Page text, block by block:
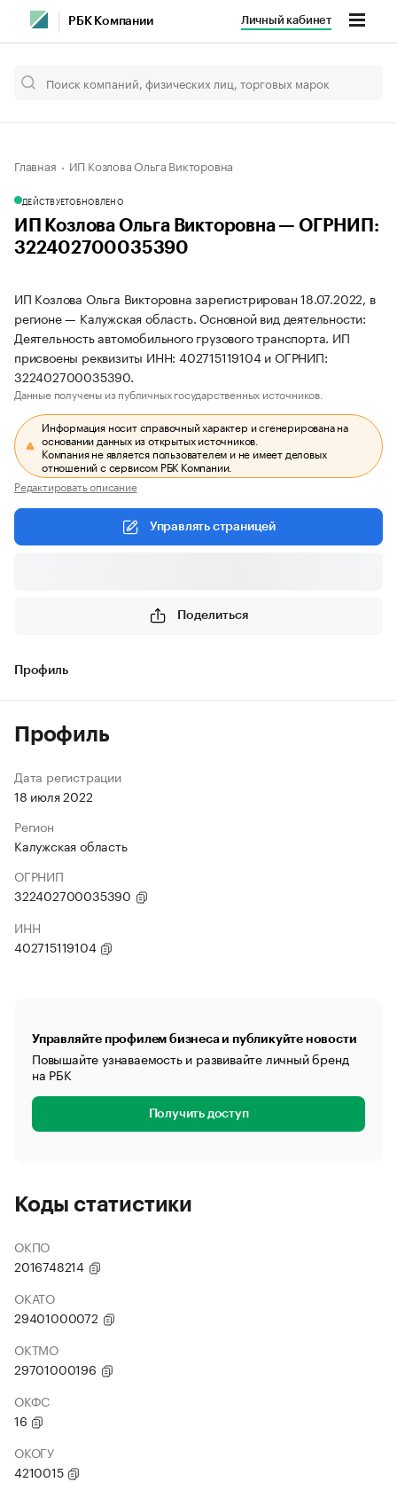
РБК Компании Личный кабинет
Главная ИП Козлова Ольга Викторовна
ДЕЙСТВУЕТОБНОВЛЕНО
ИП Козлова Ольга Викторовна — ОГРНИП:
322402700035390
ИП Козлова Ольга Викторовна зарегистрирован 18.07.2022, в
регионе — Калужская область. Основной вид деятельности:
Деятельность автомобильного грузового транспорта. ИП
присвоены реквизиты ИНН: 402715119104 и ОГРНИП:
322402700035390.
Данные получены из публичных государственных источников.
Информация носит справочный характер и сгенерирована на
основании данных из открытых источников.
Компания не является пользователем и не имеет деловых
отношений с сервисом РБК Компании.
Редактировать описание
Управлять страницей
Поделиться
Профиль
Профиль
Дата регистрации
18 июля 2022
Регион
Калужская область
ОГРНИП
322402700035390
ИНН
402715119104
Управляйте профилем бизнеса и публикуйте новости
Повышайте узнаваемость и развивайте личный бренд
на РБК
Получить доступ
Коды статистики
ОКПО
2016748214
ОКАТО
29401000072
ОКТМО
29701000196
ОКФС
16
ОКОГУ
4210015